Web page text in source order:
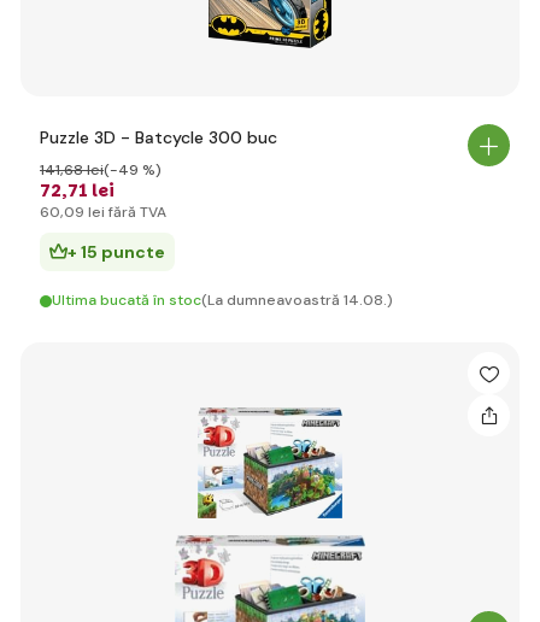
Puzzle 3D - Batcycle 300 buc
72,71 lei
141,68 lei(-49 %)
60,09 lei fără TVA
+ 15 puncte
Ultima bucată în stoc(La dumneavoastră 14.08.)